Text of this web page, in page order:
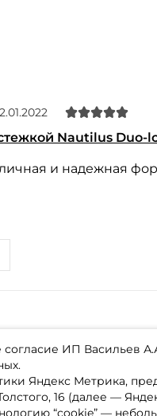
Nautilus Duo-
и надежная
ИП Васильев
Яндекс Метрика,
16 (далее —
“cookie” —
пароль: *
данную форму вы
персональных данных